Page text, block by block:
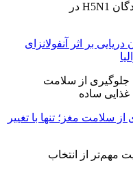
بر اثر آنفولانزای
سلامت مغز؛ تنها با تغییر